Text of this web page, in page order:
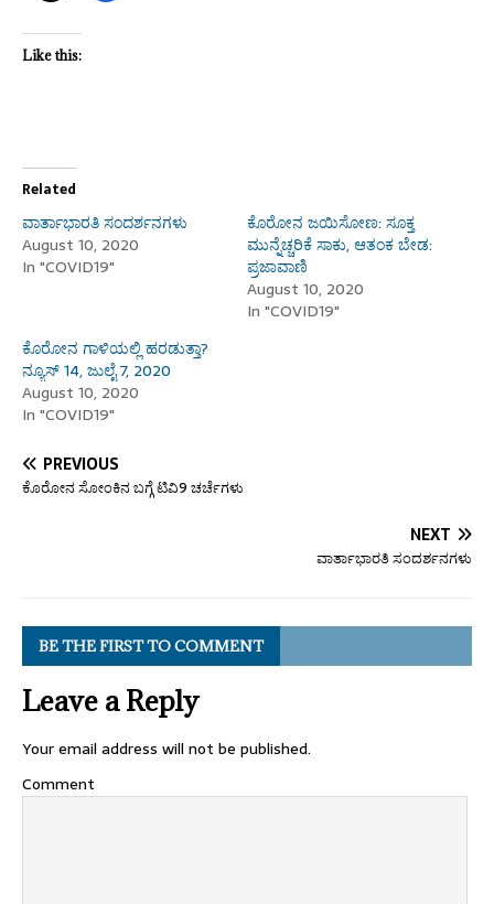
Like this:
Related
ವಾರ್ತಾಭಾರತಿ ಸಂದರ್ಶನಗಳು
August 10, 2020
In "COVID19"
ಕೊರೋನ ಜಯಿಸೋಣ: ಸೂಕ್ತ
ಮುನ್ನೆಚ್ಚರಿಕೆ ಸಾಕು, ಆತಂಕ ಬೇಡ:
ಪ್ರಜಾವಾಣಿ
August 10, 2020
In "COVID19"
ಕೊರೋನ ಗಾಳಿಯಲ್ಲಿ ಹರಡುತ್ತಾ?
ನ್ಯೂಸ್ 14, ಜುಲೈ 7, 2020
August 10, 2020
In "COVID19"
PREVIOUS
ಕೊರೋನ ಸೋಂಕಿನ ಬಗ್ಗೆ ಟಿವಿ9 ಚರ್ಚೆಗಳು
NEXT
ವಾರ್ತಾಭಾರತಿ ಸಂದರ್ಶನಗಳು
BE THE FIRST TO COMMENT
Leave a Reply
Your email address will not be published.
Comment